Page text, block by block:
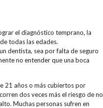
el diagnóstico temprano, la
todas las edades.
dentista, sea por falta de seguro
no entender que una boca
21 años o más cubiertos por
dos veces más el riesgo de no
Muchas personas sufren en